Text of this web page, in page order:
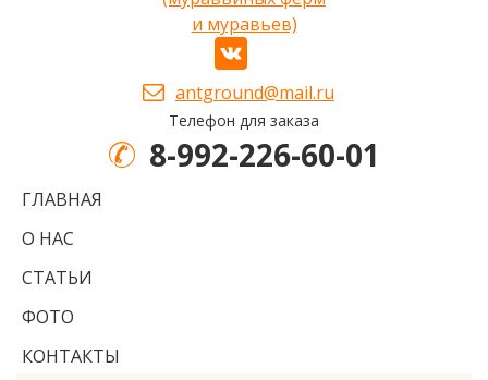
antground@mail.ru
Телефон для заказа
8-992-226-60-01
ГЛАВНАЯ
О НАС
СТАТЬИ
ФОТО
КОНТАКТЫ